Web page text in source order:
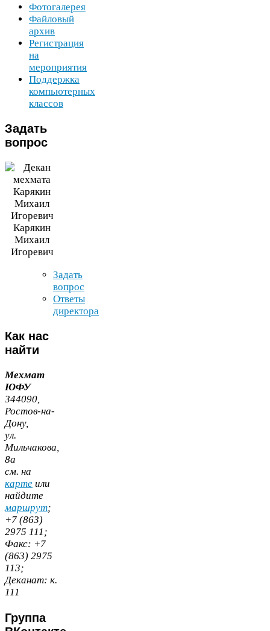
Фотогалерея
Файловый
архив
Регистрация
на
мероприятия
Поддержка
компьютерных
классов
Задать
вопрос
Карякин
Михаил
Игоревич
Задать
вопрос
Ответы
директора
Как нас
найти
Мехмат
ЮФУ
344090,
Ростов-​на-​
Дону,
ул.
Мильчакова,
8а
cм. на
карте или
найдите
маршрут;
+7 (863)
2975 111;
Факс: +7
(863) 2975
113;
Деканат: к.
111
Группа